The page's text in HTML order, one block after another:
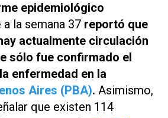
epidemiológico
la semana 37 reportó que
actualmente circulación
sólo fue confirmado el
enfermedad en la
Aires (PBA). Asimismo,
que existen 114